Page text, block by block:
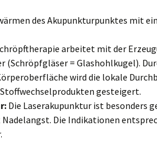
des Akupunkturpunktes mit
arbeitet mit der
(Schröpfgläser = Glashohlkugel).
wird die lokale
gesteigert.
Die Laserakupunktur ist besonders
Die Indikationen